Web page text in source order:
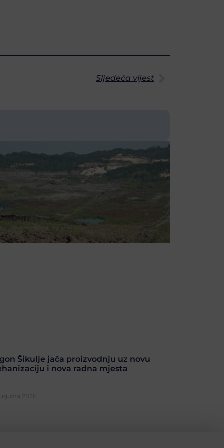
Sljedeća vijest
Šikulje jača proizvodnju uz novu
i nova radna mjesta
2026.